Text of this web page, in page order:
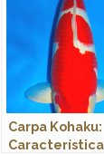
Carpa Kohaku: